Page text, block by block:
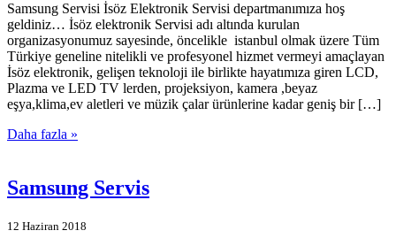
Samsung Servisi İsöz Elektronik Servisi departmanımıza hoş
geldiniz… İsöz elektronik Servisi adı altında kurulan
organizasyonumuz sayesinde, öncelikle istanbul olmak üzere Tüm
Türkiye geneline nitelikli ve profesyonel hizmet vermeyi amaçlayan
İsöz elektronik, gelişen teknoloji ile birlikte hayatımıza giren LCD,
Plazma ve LED TV lerden, projeksiyon, kamera ,beyaz
eşya,klima,ev aletleri ve müzik çalar ürünlerine kadar geniş bir […]
Daha fazla »
Samsung Servis
12 Haziran 2018